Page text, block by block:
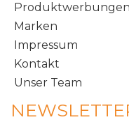
Produktwerbungen
Marken
Impressum
Kontakt
Unser Team